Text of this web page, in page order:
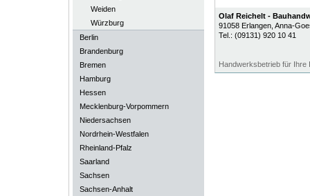
Weiden
Würzburg
Berlin
Brandenburg
Bremen
Hamburg
Hessen
Mecklenburg-Vorpommern
Niedersachsen
Nordrhein-Westfalen
Rheinland-Pfalz
Saarland
Sachsen
Sachsen-Anhalt
Olaf Reichelt -
91058 Erlangen, Anna-
Tel.: (09131) 920 10 41
Handwerksbetrieb für Ihre